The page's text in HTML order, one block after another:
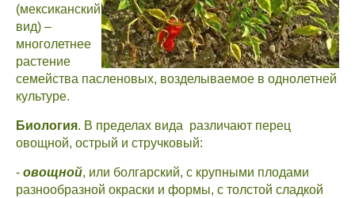
(мексиканский
вид) –
многолетнее
растение
семейства пасленовых, возделываемое в однолетней
культуре.
Биология. В пределах вида различают перец
овощной, острый и стручковый:
- овощной, или болгарский, с крупными плодами
разнообразной окраски и формы, с толстой сладкой